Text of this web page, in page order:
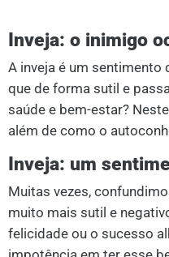
Inveja: o inimigo
A inveja é um
que de forma sutil e
saúde e bem-estar?
além de como o
Inveja: um
Muitas vezes,
muito mais sutil e
felicidade ou o sucesso